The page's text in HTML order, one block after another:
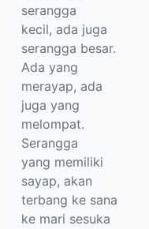
serangga
kecil, ada juga
serangga besar.
Ada yang
merayap, ada
juga yang
melompat.
Serangga
yang memiliki
sayap, akan
terbang ke sana
ke mari sesuka